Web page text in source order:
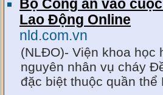
Bộ Công an vào
Lao Động Online
nld.com.vn
(NLĐO)- Viện khoa học
nguyên nhân vụ cháy
đặc biệt thuộc quần